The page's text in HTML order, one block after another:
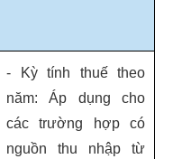
- Kỳ tính thuế theo
năm: Áp dụng cho
các trường hợp có
nguồn thu nhập từ